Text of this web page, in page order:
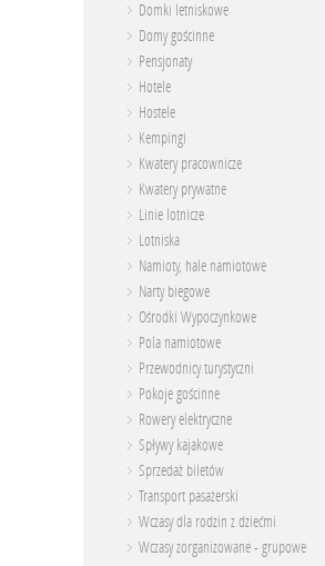
Domki letniskowe
Domy gościnne
Pensjonaty
Hotele
Hostele
Kempingi
Kwatery pracownicze
Kwatery prywatne
Linie lotnicze
Lotniska
Namioty, hale namiotowe
Narty biegowe
Ośrodki Wypoczynkowe
Pola namiotowe
Przewodnicy turystyczni
Pokoje gościnne
Rowery elektryczne
Spływy kajakowe
Sprzedaż biletów
Transport pasażerski
Wczasy dla rodzin z dziećmi
Wczasy zorganizowane - grupowe